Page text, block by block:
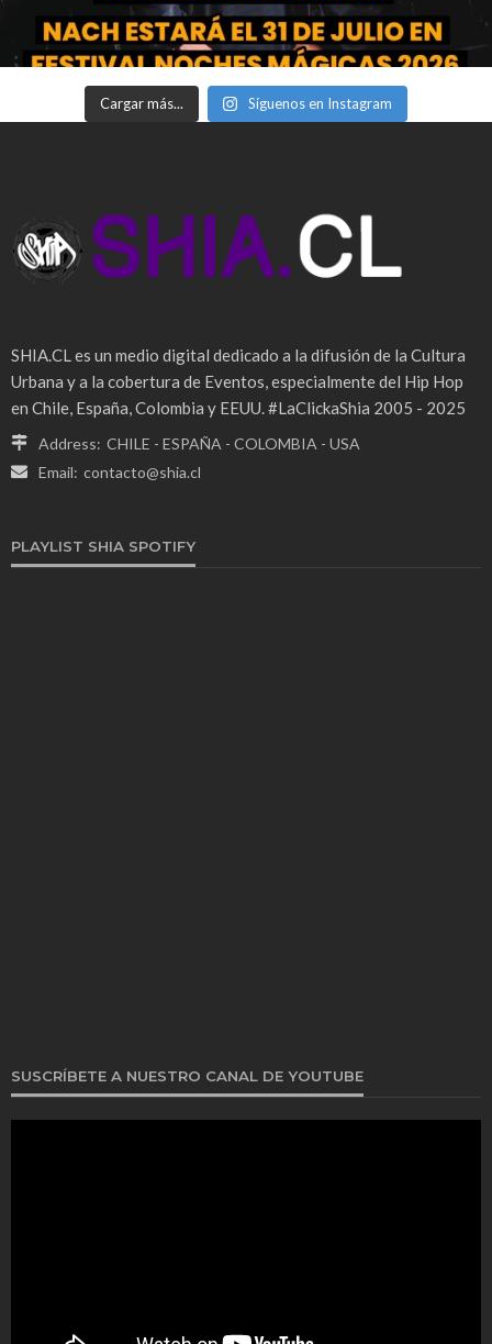
Cargar más... Síguenos en Instagram
SHIA.CL es un medio digital dedicado a la difusión de la Cultura
Urbana y a la cobertura de Eventos, especialmente del Hip Hop
en Chile, España, Colombia y EEUU. #LaClickaShia 2005 - 2025
Address: CHILE - ESPAÑA - COLOMBIA - USA
Email: contacto@shia.cl
PLAYLIST SHIA SPOTIFY
SUSCRÍBETE A NUESTRO CANAL DE YOUTUBE